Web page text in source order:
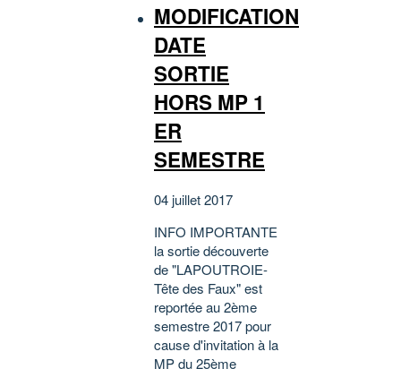
MODIFICATION
DATE
SORTIE
HORS MP 1
ER
SEMESTRE
04 juillet 2017
INFO IMPORTANTE
la sortie découverte
de "LAPOUTROIE-
Tête des Faux" est
reportée au 2ème
semestre 2017 pour
cause d'invitation à la
MP du 25ème